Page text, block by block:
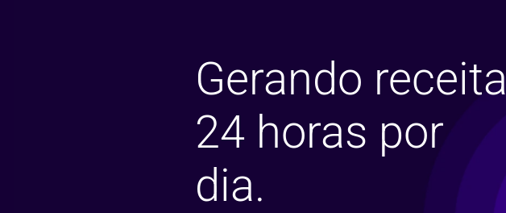
Gerando receita
24 horas por
dia.